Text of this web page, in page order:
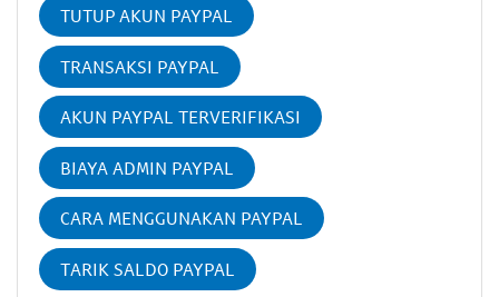
TUTUP AKUN PAYPAL
TRANSAKSI PAYPAL
AKUN PAYPAL TERVERIFIKASI
BIAYA ADMIN PAYPAL
CARA MENGGUNAKAN PAYPAL
TARIK SALDO PAYPAL